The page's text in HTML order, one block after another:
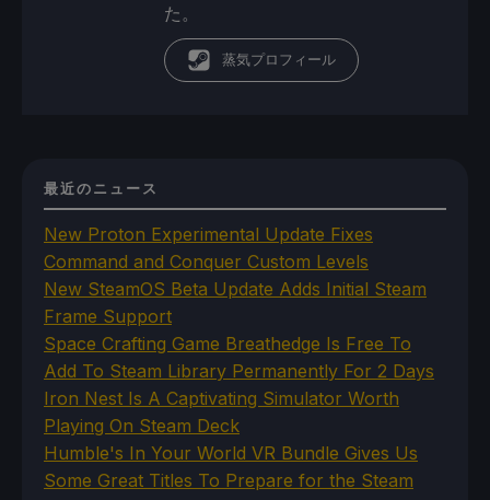
た。
蒸気プロフィール
最近のニュース
New Proton Experimental Update Fixes
Command and Conquer Custom Levels
New SteamOS Beta Update Adds Initial Steam
Frame Support
Space Crafting Game Breathedge Is Free To
Add To Steam Library Permanently For 2 Days
Iron Nest Is A Captivating Simulator Worth
Playing On Steam Deck
Humble's In Your World VR Bundle Gives Us
Some Great Titles To Prepare for the Steam